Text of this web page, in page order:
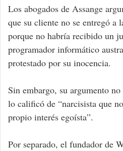
Los abogados de Assange
que su cliente no se entregó a
porque no habría recibido un
programador informático
protestado por su inocencia.
Sin embargo, su argumento
lo calificó de “narcisista que
propio interés egoísta”.
Por separado, el fundador de